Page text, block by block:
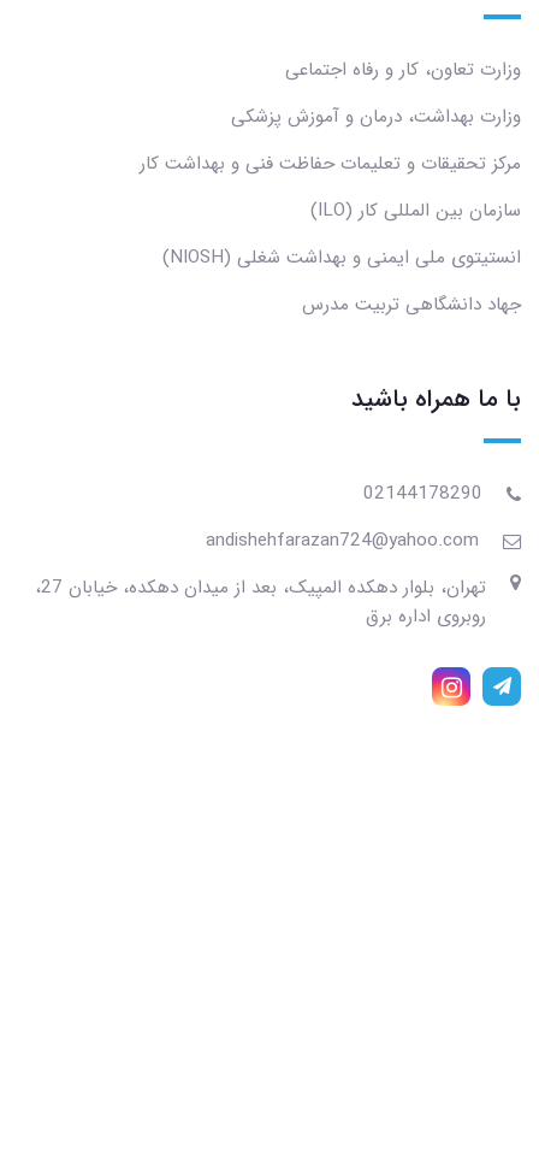
وزارت تعاون، کار و رفاه اجتماعی
وزارت بهداشت، درمان و آموزش پزشکی
مرکز تحقیقات و تعلیمات حفاظت فنی و بهداشت کار
سازمان بین المللی کار (ILO)
انستیتوی ملی ایمنی و بهداشت شغلی (NIOSH)
جهاد دانشگاهی تربیت مدرس
با ما همراه باشید
02144178290
andishehfarazan724@yahoo.com
تهران، بلوار دهکده المپیک، بعد از میدان دهکده، خیابان 27،
روبروی اداره برق